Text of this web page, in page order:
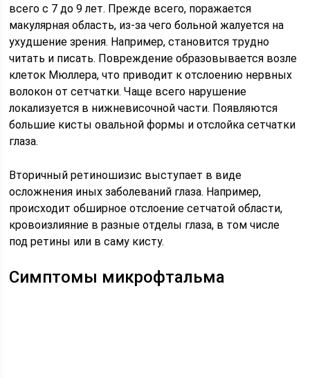
всего с 7 до 9 лет. Прежде всего, поражается
макулярная область, из-за чего больной жалуется на
ухудшение зрения. Например, становится трудно
читать и писать. Повреждение образовывается возле
клеток Мюллера, что приводит к отслоению нервных
волокон от сетчатки. Чаще всего нарушение
локализуется в нижневисочной части. Появляются
большие кисты овальной формы и отслойка сетчатки
глаза.
Вторичный ретиношизис выступает в виде
осложнения иных заболеваний глаза. Например,
происходит обширное отслоение сетчатой области,
кровоизлияние в разные отделы глаза, в том числе
под ретины или в саму кисту.
Симптомы микрофтальма